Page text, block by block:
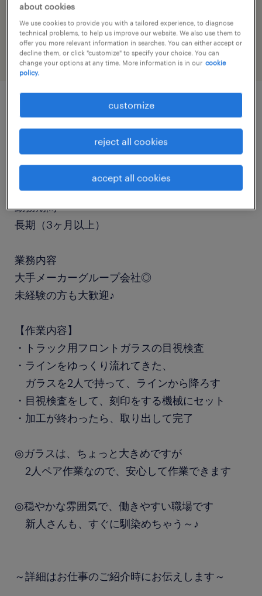
job category
engineering
job details
職種
勤務期間
長期（3ヶ月以上）
業務内容
大手メーカーグループ会社◎
未経験の方も大歓迎♪
【作業内容】
・トラック用フロントガラスの目視検査
・ラインをゆっくり流れてきた、
ガラスを2人で持って、ラインから降ろす
・目視検査をして、刻印をする機械にセット
・加工が終わったら、取り出して完了
◎ガラスは、ちょっと大きめですが
2人ペア作業なので、安心して作業できます
◎穏やかな雰囲気で、働きやすい職場です
新人さんも、すぐに馴染めちゃう～♪
～詳細はお仕事のご紹介時にお伝えします～
about cookies
We use cookies to provide you with a tailored experience, to diagnose
technical problems, to help us improve our website. We also use them to
offer you more relevant information in searches. You can either accept or
decline them, or click "customize" to specify your choice. You can
change your options at any time. More information is in our cookie
policy.
customize
reject all cookies
accept all cookies